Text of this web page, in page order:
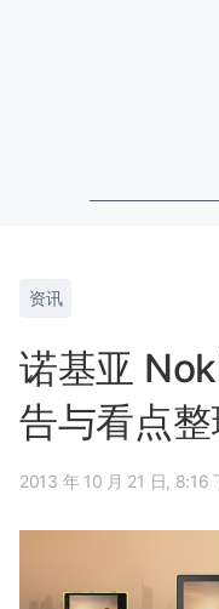
资讯
诺基亚
告与看点整
2013 年 10 月